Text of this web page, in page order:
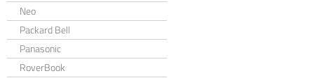
Neo
Packard Bell
Panasonic
RoverBook